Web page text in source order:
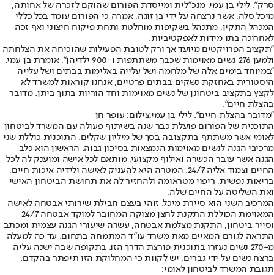
סרק". לילי בן עמי, מנכ"לית ומייסדת הפורום שהוקם לזכרה של אחותה,
מיכל סלה, אשר נרצחה על ידי בן זוגה, אמרה כי הפורום עומד בכל כללי
המנהל התקין, מתנהל בשקיפות מוחלטת ותחת פיקוח חיצוני ואף זכה
לאחרונה בתו מידות לאפקטיביות.
"תקציב הפרויקטים מיועד אך ורק לטובת הפעילות שהוכיחה את הצלחתה
ולמען 276 נשים מאוימות שכבר משתתפות ו-900 ילדיהן", אומרת בן עמי.
"במיוחד בימים אלה של מלחמה ושל עלייה באלימות בבתים ושל עלייה
היסטורית באחזקת נשקים בבתים פרטיים, אנחנו קוראות למשרד לא
לקצץ בתקציב ביטחונן של נשים מאוימות וחד הוריות בתוך ביתן. מדובר
בהצלת חיים".
"מדובר בהצלת חיים". לילי בן עמי,צילום: עופר חן
התוכנית של הפורום פועלת כבר שנה בשיתוף פעולה עם המשרד לביטחון
לאומי אשר משתתף בתקצובה בסך של מיליון שקלים. התוכנית כוללת שני
מרכיבי הגנה לנשים מאוימות הנמצאות בסיכון גבוה. הראשון הוא כלב
הגנה אשר עובר הכשרה ואילוף מקצועי, מותאם לכל אישה ומוענק לה לכל
החיים וצמוד אליה 24/7. המטרה היא להעניק לאישה ולידיה איכות חיים,
בריאות נפשית, ריפוי מטראומה ולהחזיר לה את תחושת הביטחון האישי
ואת השליטה על החיים שלה.
המרכיב השני הוא סיירת מיכל. זוהי בעצם חבילת שירותי אבטחה לאישה
המאוימת הכוללת התקנת לחצן מצוקה המחובר למוקד אבטחה 24/7
וסייר ביטחון, התקנת מצלמת אבטחה, עשרה שיעורי הגנה עצמית ומכתב
התראה לגורם המאיים מאת משרד עו"ד המתמחה בתחום. עד כה למעלה
מ-270 נשים נעזרו בתוכנית פורצת הדרך הזו. בתקופה שבה ישנה עליה
ברצח נשים על ידי גברים, יש לקוות כי המחלוקת הזו תיפתר בהקדם.
תגובת המשרד לביטחון לאומי: